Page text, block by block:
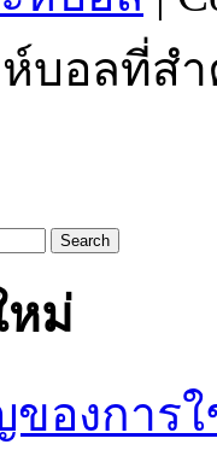
ห์บอลที่ส
หม่
องการ